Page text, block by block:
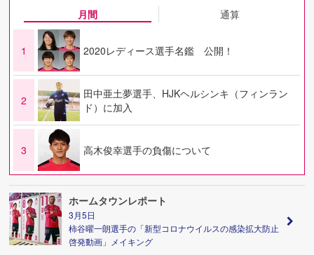
月間 通算
1 2020レディース選手名鑑 公開！
2
田中亜土夢選手、HJKヘルシンキ（フィンラン
ド）に加入
3 高木俊幸選手の負傷について
ホームタウンレポート
3月5日
柿谷曜一朗選手の「新型コロナウイルスの感染拡大防止
啓発動画」メイキング